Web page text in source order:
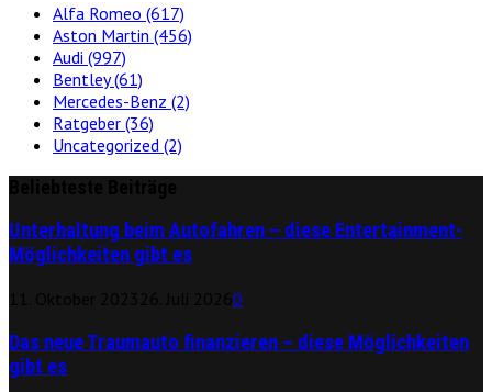
Alfa Romeo (617)
Aston Martin (456)
Audi (997)
Bentley(61)
Mercedes-Benz (2)
Ratgeber (36)
Uncategorized (2)
Unterhaltung beim Autofahren – diese Entertainment-
Möglichkeiten gibt es
0
Das neue Traumauto finanzieren – diese Möglichkeiten
gibt es